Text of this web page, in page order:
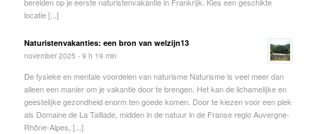
bereiden op je eerste naturistenvakantie in Frankrijk. Kies een geschikte
locatie [...]
Naturistenvakanties: een bron van welzijn13
november 2025 - 9 h 19 min
De fysieke en mentale voordelen van naturisme Naturisme is veel meer dan
alleen een manier om je vakantie door te brengen. Het kan de lichamelijke en
geestelijke gezondheid enorm ten goede komen. Door te kiezen voor een plek
als Domaine de La Taillade, midden in de natuur in de Franse regio Auvergne-
Rhône-Alpes, [...]